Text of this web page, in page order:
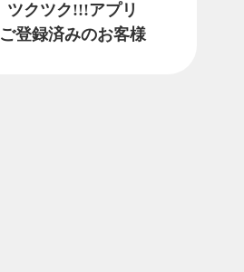
ツクツク!!!アプリ
ご登録済みのお客様